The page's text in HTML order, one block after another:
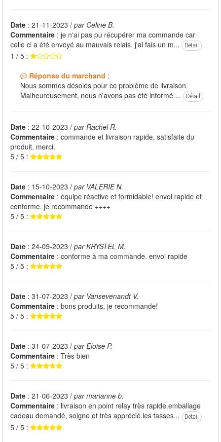
Date : 21-11-2023 / par Celine B.
Commentaire : je n'ai pas pu récupérer ma commande car
celle ci a été envoyé au mauvais relais. j'ai fais un m...
Détail
1 / 5 :
Réponse du marchand :
Nous sommes désolés pour ce problème de livraison.
Malheureusement, nous n'avons pas été informé ...
Détail
Date : 22-10-2023 / par Rachel R.
Commentaire : commande et livraison rapide, satisfaite du
produit. merci.
5 / 5 :
Date : 15-10-2023 / par VALERIE N.
Commentaire : équipe réactive et formidable! envoi rapide et
conforme. je recommande ++++
5 / 5 :
Date : 24-09-2023 / par KRYSTEL M.
Commentaire : conforme à ma commande. envoi rapide
5 / 5 :
Date : 31-07-2023 / par Vansevenandt V.
Commentaire : bons produits, je recommande!
5 / 5 :
Date : 31-07-2023 / par Eloise P.
Commentaire : Très bien
5 / 5 :
Date : 21-06-2023 / par marianne b.
Commentaire : livraison en point relay très rapide.emballage
cadeau demandé, soigne et très apprécié.les tasses...
Détail
5 / 5 :